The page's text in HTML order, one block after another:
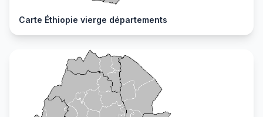
Carte Éthiopie vierge départements